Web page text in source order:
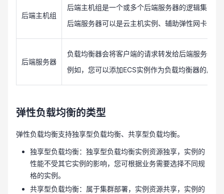
后端主机组
后端主机组是一个或多个后端服务器的逻辑集合
后端服务器可以是云主机实例、辅助弹性网卡或IP
后端服务器
负载均衡器会将客户端的请求转发给后端服务器处
例如，您可以添加ECS实例作为负载均衡器的后
弹性负载均衡的类型
弹性负载均衡支持独享型负载均衡、共享型负载均衡。
独享型负载均衡：独享型负载均衡实例资源独享，实例的
性能不受其它实例的影响，您可根据业务需要选择不同规
格的实例。
共享型负载均衡：属于集群部署，实例资源共享，实例的